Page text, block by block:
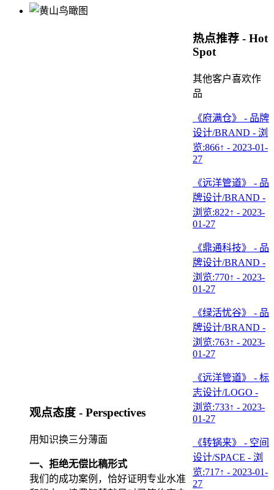
观点态度 - Perspectives
用知识换三分薄面
一、拒绝无偿比稿形式
我们的成功案例，恰好证明专业水准
热点推荐 - Hot
Spot
其他客户喜欢作
品
《府满仓》 - 品牌
设计/BRAND - 浏
览:866↑ - 2023-01-
27
《远洋管道》 - 品
牌设计/BRAND -
浏览:822↑ - 2023-
01-27
《鼎通科技》 - 品
牌设计/BRAND -
浏览:770↑ - 2023-
01-27
《绿活忧谷》 - 品
牌设计/BRAND -
浏览:763↑ - 2023-
01-27
《远洋管道》 - 标
志设计/LOGO -
浏览:733↑ - 2023-
01-27
《转锅来》 - 空间
设计/SPACE - 浏
览:717↑ - 2023-01-
27